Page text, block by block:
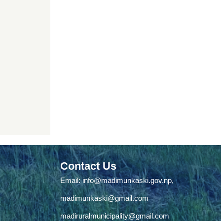
Contact Us
Email:info@madimunkaski.gov.np,
madimunkaski@gmail.com
madiruralmunicipality@gmail.com